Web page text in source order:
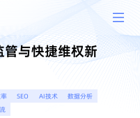
与快捷维权新
SEO AI技术
数据分析